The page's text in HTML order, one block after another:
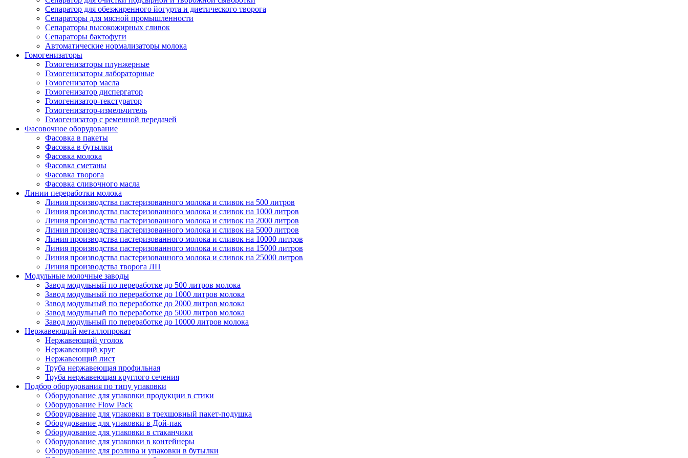
Сепаратор для обезжиренного йогурта и диетического творога
Сепараторы для мясной промышленности
Сепараторы высокожирных сливок
Сепараторы бактофуги
Автоматические нормализаторы молока
Гомогенизаторы
Гомогенизаторы плунжерные
Гомогенизаторы лабораторные
Гомогенизатор масла
Гомогенизатор диспергатор
Гомогенизатор-текстуратор
Гомогенизатор-измельчитель
Гомогенизатор с ременной передачей
Фасовочное оборудование
Фасовка в пакеты
Фасовка в бутылки
Фасовка молока
Фасовка сметаны
Фасовка творога
Фасовка сливочного масла
Линии переработки молока
Линия производства пастеризованного молока и сливок на 500 литров
Линия производства пастеризованного молока и сливок на 1000 литров
Линия производства пастеризованного молока и сливок на 2000 литров
Линия производства пастеризованного молока и сливок на 5000 литров
Линия производства пастеризованного молока и сливок на 10000 литров
Линия производства пастеризованного молока и сливок на 15000 литров
Линия производства пастеризованного молока и сливок на 25000 литров
Линия производства творога ЛП
Модульные молочные заводы
Завод модульный по переработке до 500 литров молока
Завод модульный по переработке до 1000 литров молока
Завод модульный по переработке до 2000 литров молока
Завод модульный по переработке до 5000 литров молока
Завод модульный по переработке до 10000 литров молока
Нержавеющий металлопрокат
Нержавеющий уголок
Нержавеющий круг
Нержавеющий лист
Труба нержавеющая профильная
Труба нержавеющая круглого сечения
Подбор оборудования по типу упаковки
Оборудование для упаковки продукции в стики
Оборудование Flow Pack
Оборудование для упаковки в трехшовный пакет-подушка
Оборудование для упаковки в Дой-пак
Оборудование для упаковки в стаканчики
Оборудование для упаковки в контейнеры
Оборудование для розлива и упаковки в бутылки